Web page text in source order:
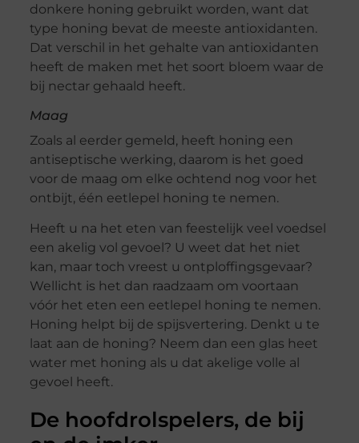
donkere honing gebruikt worden, want dat
type honing bevat de meeste antioxidanten.
Dat verschil in het gehalte van antioxidanten
heeft de maken met het soort bloem waar de
bij nectar gehaald heeft.
Maag
Zoals al eerder gemeld, heeft honing een
antiseptische werking, daarom is het goed
voor de maag om elke ochtend nog voor het
ontbijt, één eetlepel honing te nemen.
Heeft u na het eten van feestelijk veel voedsel
een akelig vol gevoel? U weet dat het niet
kan, maar toch vreest u ontploffingsgevaar?
Wellicht is het dan raadzaam om voortaan
vóór het eten een eetlepel honing te nemen.
Honing helpt bij de spijsvertering. Denkt u te
laat aan de honing? Neem dan een glas heet
water met honing als u dat akelige volle al
gevoel heeft.
De hoofdrolspelers, de bij